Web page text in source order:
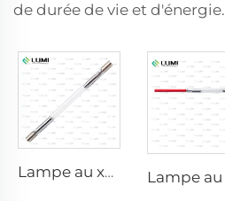
de durée de vie et d'énergie.
Lampe au xénon IPL P1640 – 7×47×110 mm